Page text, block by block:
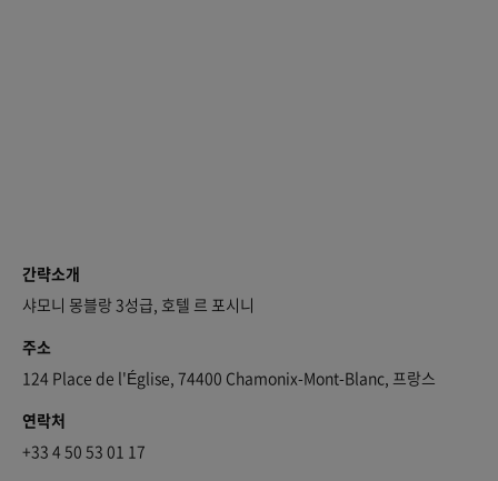
간략소개
샤모니 몽블랑 3성급, 호텔 르 포시니
주소
124 Place de l'Église, 74400 Chamonix-Mont-Blanc, 프랑스
연락처
+33 4 50 53 01 17